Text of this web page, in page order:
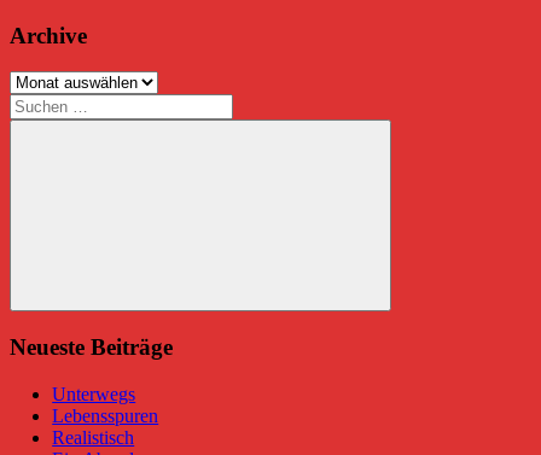
Archive
Archive
Suchen
nach:
Suchen
Neueste Beiträge
Unterwegs
Lebensspuren
Realistisch